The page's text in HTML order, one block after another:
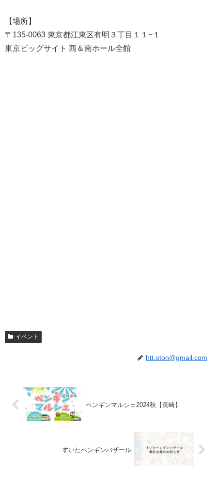
【場所】
〒135-0063 東京都江東区有明３丁目１１−１
東京ビッグサイト 西＆南ホール全館
イベント
htt.oton@gmail.com
ペンギンマルシェ2024秋【長崎】
すいたペンギンバザール